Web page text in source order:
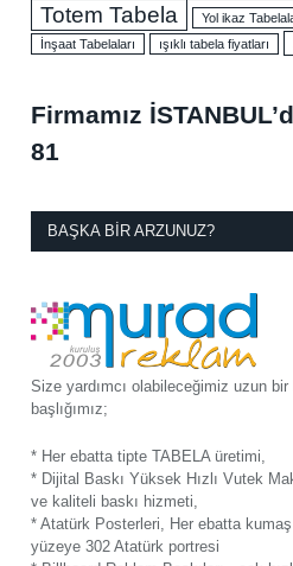
Totem Tabela Yol ikaz
İnşaat Tabelaları ışıklı tabela fiyatları
Firmamız
81
BAŞKA BIR ARZUNUZ?
Size yardımcı olabileceğimiz uzun
başlığımız;
* Her ebatta tipte TABELA üretimi,
* Dijital Baskı Yüksek Hızlı Vutek
ve kaliteli baskı hizmeti,
* Atatürk Posterleri, Her ebatta
yüzeye 302 Atatürk portresi